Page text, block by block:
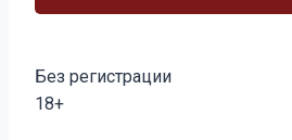
Без регистрации
18+